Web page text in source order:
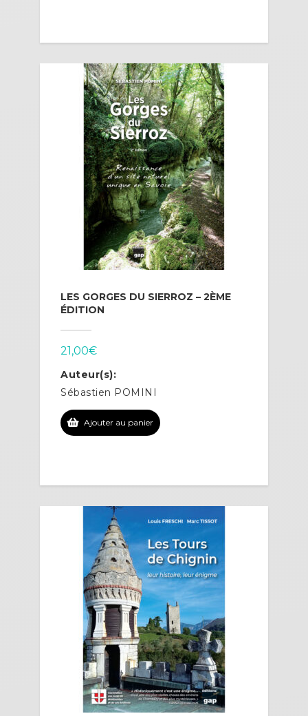
LES GORGES DU SIERROZ – 2ÈME
ÉDITION
21,00€
Auteur(s):
Sébastien POMINI
Ajouter au panier